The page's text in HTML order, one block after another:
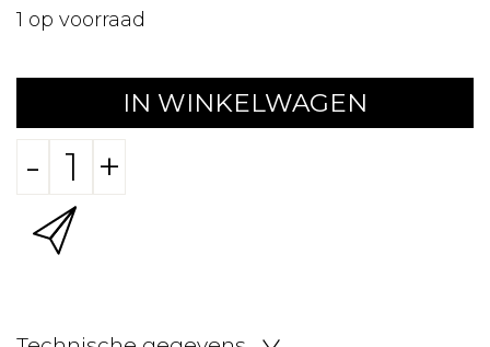
1 op voorraad
IN WINKELWAGEN
- +